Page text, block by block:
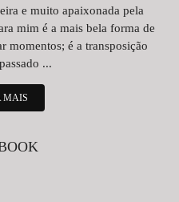
e muito apaixonada pela
mim é a mais bela forma de
momentos; é a transposição
...
MAIS